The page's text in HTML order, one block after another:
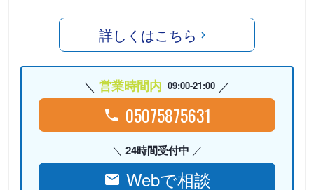
詳しくはこちら
営業時間内 09:00-21:00
05075875631
24時間受付中
Webで相談